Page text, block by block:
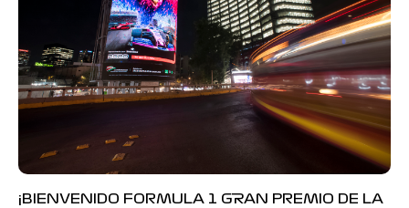
¡BIENVENIDO FORMULA 1 GRAN PREMIO DE LA